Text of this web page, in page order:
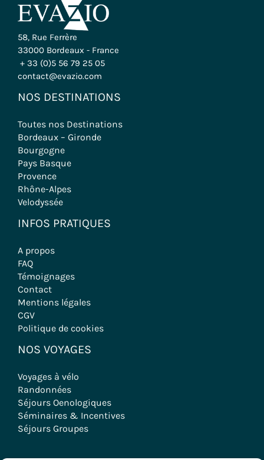
58, Rue Ferrère
33000 Bordeaux - France
+ 33 (0)5 56 79 25 05
contact@evazio.com
NOS DESTINATIONS
Toutes nos Destinations
Bordeaux – Gironde
Bourgogne
Pays Basque
Provence
Rhône-Alpes
Velodyssée
INFOS PRATIQUES
A propos
FAQ
Témoignages
Contact
Mentions légales
CGV
Politique de cookies
NOS VOYAGES
Voyages à vélo
Randonnées
Séjours Oenologiques
Séminaires & Incentives
Séjours Groupes